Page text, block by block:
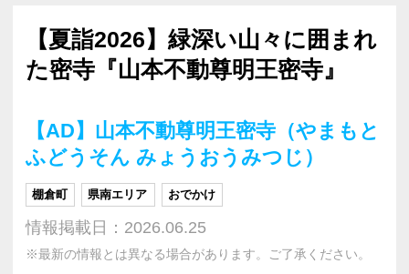
【夏詣2026】緑深い山々に囲まれ
た密寺『山本不動尊明王密寺』
【AD】山本不動尊明王密寺（やまもと
ふどうそん みょうおうみつじ）
棚倉町 県南エリア おでかけ
情報掲載日：2026.06.25
※最新の情報とは異なる場合があります。ご了承ください。